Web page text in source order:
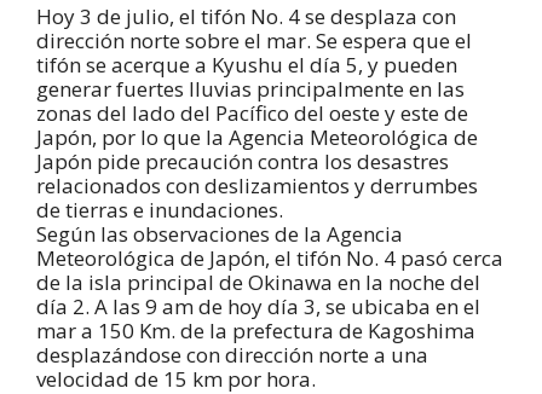
Hoy 3 de julio, el tifón No. 4 se desplaza con
dirección norte sobre el mar. Se espera que el
tifón se acerque a Kyushu el día 5, y pueden
generar fuertes lluvias principalmente en las
zonas del lado del Pacífico del oeste y este de
Japón, por lo que la Agencia Meteorológica de
Japón pide precaución contra los desastres
relacionados con deslizamientos y derrumbes
de tierras e inundaciones.
Según las observaciones de la Agencia
Meteorológica de Japón, el tifón No. 4 pasó cerca
de la isla principal de Okinawa en la noche del
día 2. A las 9 am de hoy día 3, se ubicaba en el
mar a 150 Km. de la prefectura de Kagoshima
desplazándose con dirección norte a una
velocidad de 15 km por hora.